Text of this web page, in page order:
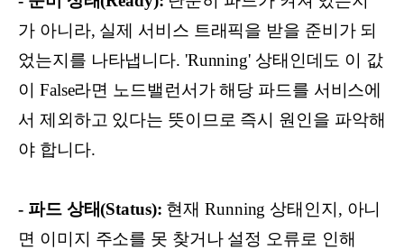
가 아니라, 실제 서비스 트래픽을 받을 준비가 되
었는지를 나타냅니다. 'Running' 상태인데도 이 값
이 False라면 노드밸런서가 해당 파드를 서비스에
서 제외하고 있다는 뜻이므로 즉시 원인을 파악해
야 합니다.
- 파드 상태(Status): 현재 Running 상태인지, 아니
면 이미지 주소를 못 찾거나 설정 오류로 인해